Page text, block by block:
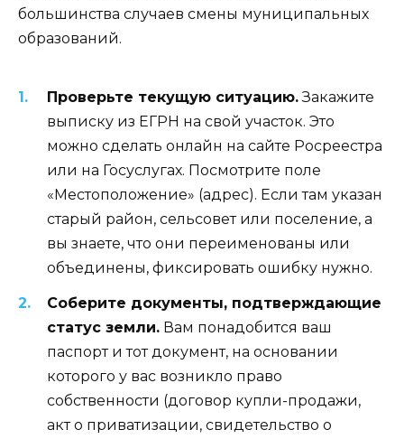
большинства случаев смены муниципальных
образований.
Проверьте текущую ситуацию.Закажите
выписку из ЕГРН на свой участок. Это
можно сделать онлайн на сайте Росреестра
или на Госуслугах. Посмотрите поле
«Местоположение» (адрес). Если там указан
старый район, сельсовет или поселение, а
вы знаете, что они переименованы или
объединены, фиксировать ошибку нужно.
Соберите документы, подтверждающие
статус земли. Вам понадобится ваш
паспорт и тот документ, на основании
которого у вас возникло право
собственности (договор купли-продажи,
акт о приватизации, свидетельство о